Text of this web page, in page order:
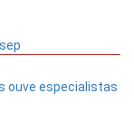
ouve especialistas